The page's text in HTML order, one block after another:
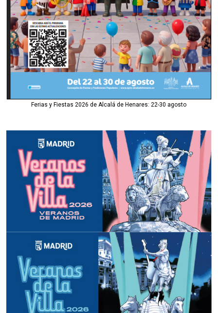
Ferias y Fiestas 2026 de Alcalá de Henares: 22-30 agosto